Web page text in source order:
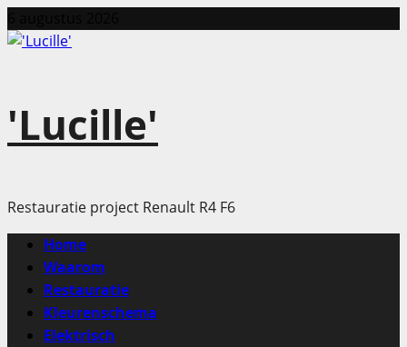
naar
'Lucille'
Restauratie project Renault R4 F6
Primair
menu
Home
Waarom
Restauratie
Kleurenschema
Elektrisch